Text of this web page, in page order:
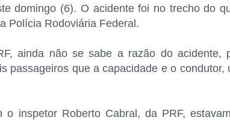
domingo (6). O acidente foi no trecho do
Polícia Rodoviária Federal.
ainda não se sabe a razão do acidente,
passageiros que a capacidade e o
o inspetor Roberto Cabral, da PRF,